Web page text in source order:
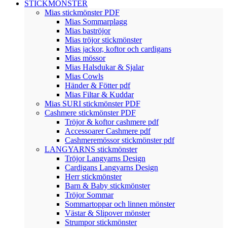
STICKMÖNSTER
Mias stickmönster PDF
Mias Sommarplagg
Mias baströjor
Mias tröjor stickmönster
Mias jackor, koftor och cardigans
Mias mössor
Mias Halsdukar & Sjalar
Mias Cowls
Händer & Fötter pdf
Mias Filtar & Kuddar
Mias SURI stickmönster PDF
Cashmere stickmönster PDF
Tröjor & koftor cashmere pdf
Accessoarer Cashmere pdf
Cashmeremössor stickmönster pdf
LANGYARNS stickmönster
Tröjor Langyarns Design
Cardigans Langyarns Design
Herr stickmönster
Barn & Baby stickmönster
Tröjor Sommar
Sommartoppar och linnen mönster
Västar & Slipover mönster
Strumpor stickmönster